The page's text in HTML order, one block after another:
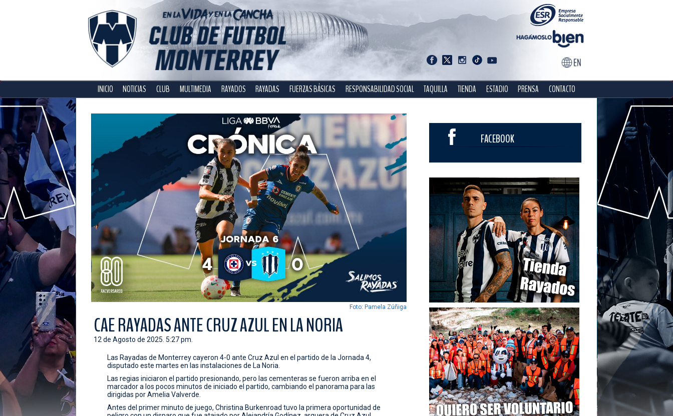
INICIO NOTICIAS CLUB MULTIMEDIA RAYADOS RAYADAS FUERZAS BÁSICAS RESPONSABILIDAD SOCIAL TAQUILLA TIENDA ESTADIO PRENSA CONTACTO
Foto: Pamela Zúñiga
CAE RAYADAS ANTE CRUZ AZUL EN LA NORIA
12 de Agosto de 2025. 5:27 pm.
Las Rayadas de Monterrey cayeron 4-0 ante Cruz Azul en el partido de la Jornada 4,
disputado este martes en las instalaciones de La Noria.
Las regias iniciaron el partido presionando, pero las cementeras se fueron arriba en el
marcador a los pocos minutos de iniciado el partido, cambiando el panorama para las
dirigidas por Amelia Valverde.
Antes del primer minuto de juego, Christina Burkenroad tuvo la primera oportunidad de
FACEBOOK